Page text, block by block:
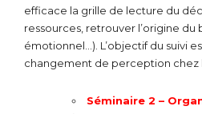
efficace la grille de lecture du
ressources, retrouver l’origine du
émotionnel…). L’objectif du suivi
changement de perception chez
Séminaire 2 –